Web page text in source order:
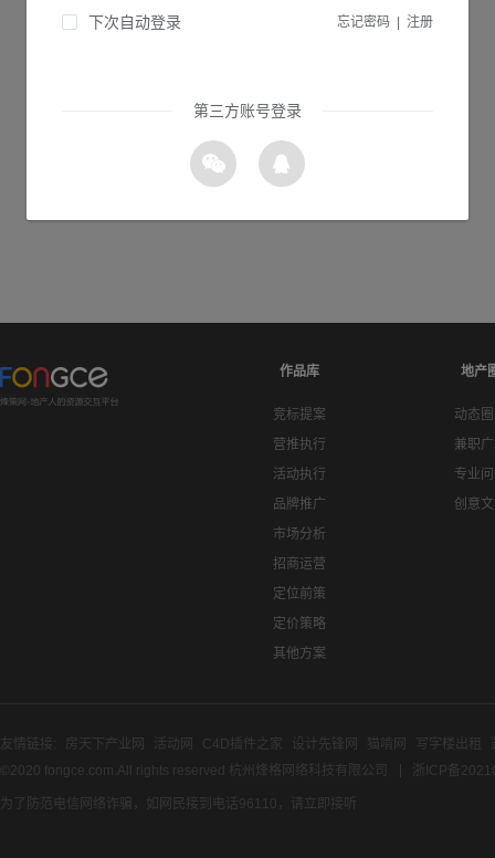
作品库
竞标提案
营推执行
活动执行
品牌推广
市场分析
招商运营
定位前策
定价策略
其他方案
地产
动态
兼职
专业
创意
友情链接: 房天下产业网 活动网 C4D插件之家 设计先锋网 猫啃网 写字楼出租
©2020 fongce.com.All rights reserved 杭州烽格网络科技有限公司
浙ICP备
为了防范电信网络诈骗，如网民接到电话96110，请立即接听
下次自动登录 忘记密码 注册
第三方账号登录